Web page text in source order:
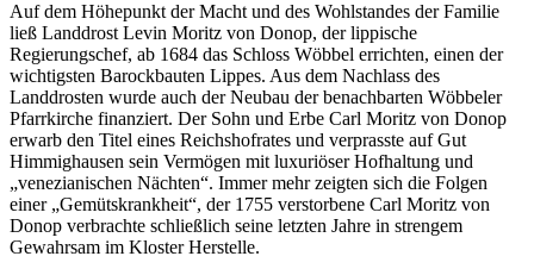
Auf dem Höhepunkt der Macht und des Wohlstandes der Familie
ließ Landdrost Levin Moritz von Donop, der lippische
Regierungschef, ab 1684 das Schloss Wöbbel errichten, einen der
wichtigsten Barockbauten Lippes. Aus dem Nachlass des
Landdrosten wurde auch der Neubau der benachbarten Wöbbeler
Pfarrkirche finanziert. Der Sohn und Erbe Carl Moritz von Donop
erwarb den Titel eines Reichshofrates und verprasste auf Gut
Himmighausen sein Vermögen mit luxuriöser Hofhaltung und
„venezianischen Nächten“. Immer mehr zeigten sich die Folgen
einer „Gemütskrankheit“, der 1755 verstorbene Carl Moritz von
Donop verbrachte schließlich seine letzten Jahre in strengem
Gewahrsam im Kloster Herstelle.